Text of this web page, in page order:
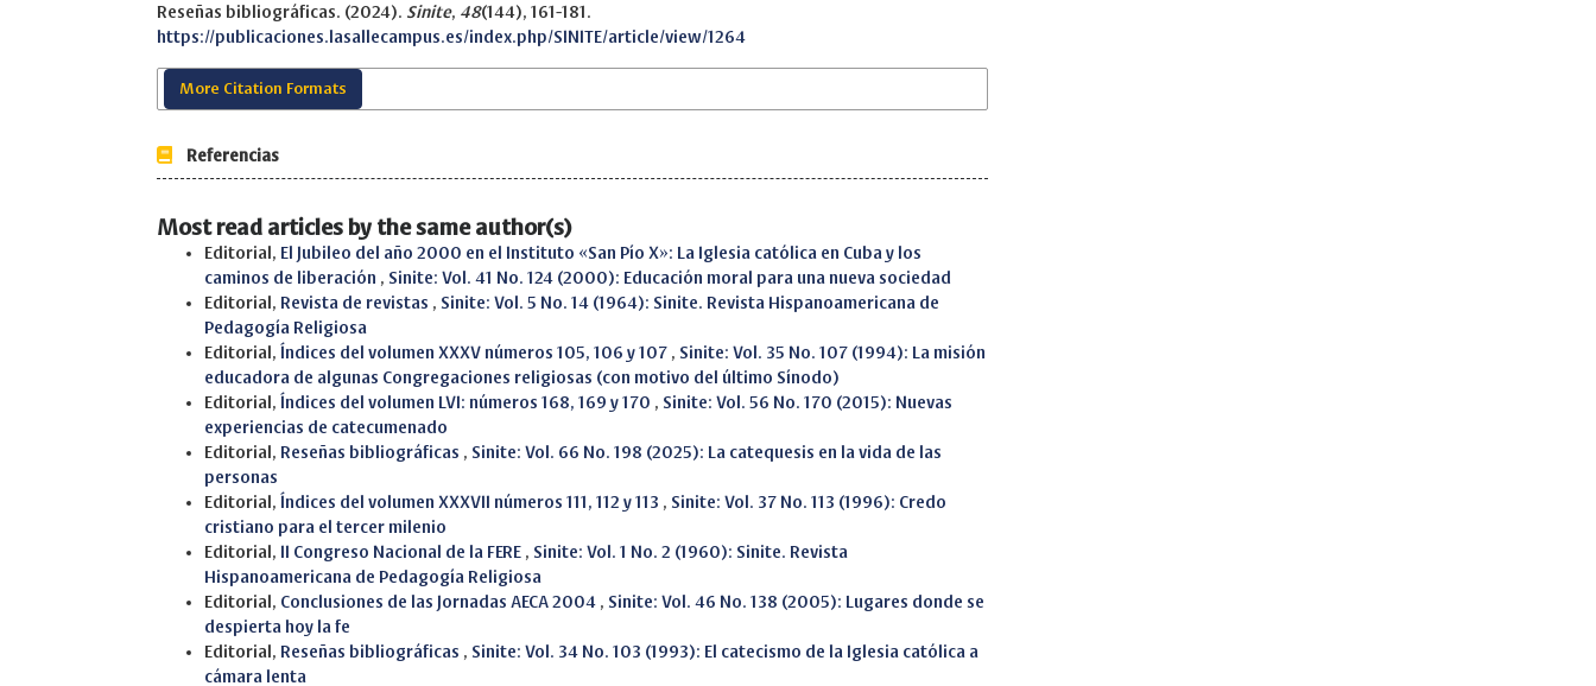
Reseñas bibliográficas. (2024). Sinite, 48(144), 161-181.
https://publicaciones.lasallecampus.es/index.php/SINITE/article/view/1264
More Citation Formats
Referencias
Most read articles by the same author(s)
Editorial, El Jubileo del año 2000 en el Instituto «San Pío X»: La Iglesia católica en Cuba y los
caminos de liberación , Sinite: Vol. 41 No. 124 (2000): Educación moral para una nueva sociedad
Editorial, Revista de revistas , Sinite: Vol. 5 No. 14 (1964): Sinite. Revista Hispanoamericana de
Pedagogía Religiosa
Editorial, Índices del volumen XXXV números 105, 106 y 107 , Sinite: Vol. 35 No. 107 (1994): La misión
educadora de algunas Congregaciones religiosas (con motivo del último Sínodo)
Editorial, Índices del volumen LVI: números 168, 169 y 170 , Sinite: Vol. 56 No. 170 (2015): Nuevas
experiencias de catecumenado
Editorial, Reseñas bibliográficas , Sinite: Vol. 66 No. 198 (2025): La catequesis en la vida de las
personas
Editorial, Índices del volumen XXXVII números 111, 112 y 113 , Sinite: Vol. 37 No. 113 (1996): Credo
cristiano para el tercer milenio
Editorial,
II Congreso Nacional de la FERE , Sinite: Vol. 1 No. 2 (1960): Sinite. Revista
Hispanoamericana de Pedagogía Religiosa
Editorial, Conclusiones de las Jornadas AECA 2004 , Sinite: Vol. 46 No. 138 (2005): Lugares donde se
despierta hoy la fe
Editorial, Reseñas bibliográficas , Sinite: Vol. 34 No. 103 (1993): El catecismo de la Iglesia católica a
cámara lenta